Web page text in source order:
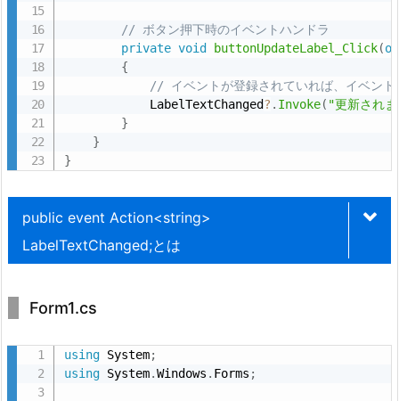
ド
4.
3.
コ
部
分
4.
全
// ボタン押下時のイベントハンドラ
private void buttonUpdateLabel_Click(
{
// イベントが登録されていれば、イベント
            LabelTextChanged
? . Invoke( "更新され
}
}
}
public event Action<string>
LabelTextChanged;とは
// Form1のラベルを更新するためのイベントを定義
public event Action< string >
Form1.cs
using System;
using System.Windows . Forms ;